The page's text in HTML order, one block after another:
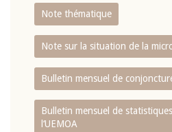
Note thématique
Note sur la situation de la
Bulletin mensuel de
Bulletin mensuel de
l‘UEMOA